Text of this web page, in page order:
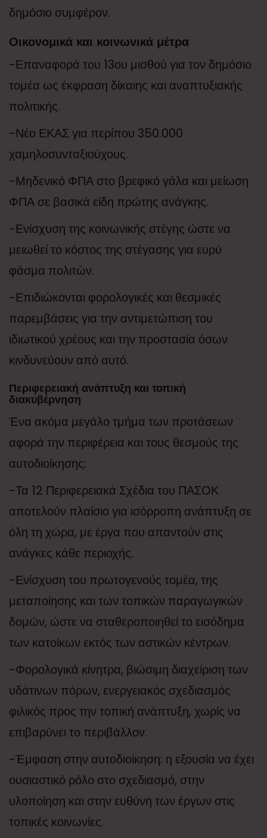
δημόσιο συμφέρον.
Οικονομικά και κοινωνικά μέτρα
-Επαναφορά του 13ου μισθού για τον δημόσιο
τομέα ως έκφραση δίκαιης και αναπτυξιακής
πολιτικής.
-Νέο ΕΚΑΣ για περίπου 350.000
χαμηλοσυνταξιούχους.
-Μηδενικό ΦΠΑ στο βρεφικό γάλα και μείωση
ΦΠΑ σε βασικά είδη πρώτης ανάγκης.
-Ενίσχυση της κοινωνικής στέγης ώστε να
μειωθεί το κόστος της στέγασης για ευρύ
φάσμα πολιτών.
-Επιδιώκονται φορολογικές και θεσμικές
παρεμβάσεις για την αντιμετώπιση του
ιδιωτικού χρέους και την προστασία όσων
κινδυνεύουν από αυτό.
Περιφερειακή ανάπτυξη και τοπική
διακυβέρνηση
Ένα ακόμα μεγάλο τμήμα των προτάσεων
αφορά την περιφέρεια και τους θεσμούς της
αυτοδιοίκησης:
-Τα 12 Περιφερειακά Σχέδια του ΠΑΣΟΚ
αποτελούν πλαίσιο για ισόρροπη ανάπτυξη σε
όλη τη χώρα, με έργα που απαντούν στις
ανάγκες κάθε περιοχής.
-Ενίσχυση του πρωτογενούς τομέα, της
μεταποίησης και των τοπικών παραγωγικών
δομών, ώστε να σταθεροποιηθεί το εισόδημα
των κατοίκων εκτός των αστικών κέντρων.
-Φορολογικά κίνητρα, βιώσιμη διαχείριση των
υδάτινων πόρων, ενεργειακός σχεδιασμός
φιλικός προς την τοπική ανάπτυξη, χωρίς να
επιβαρύνει το περιβάλλον.
-Έμφαση στην αυτοδιοίκηση: η εξουσία να έχει
ουσιαστικό ρόλο στο σχεδιασμό, στην
υλοποίηση και στην ευθύνη των έργων στις
τοπικές κοινωνίες.